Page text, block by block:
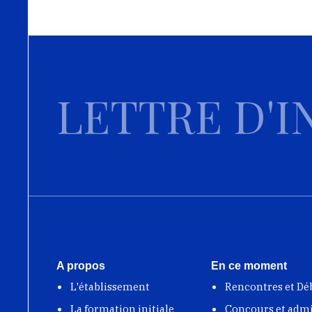
LETTRE
A propos
L'établissement
La formation initiale
En ce moment
Rencontres et
Concours et